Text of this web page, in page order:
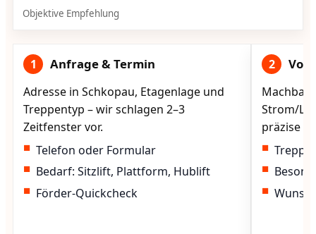
Objektive Empfehlung
1 Anfrage & Termin
Adresse in Schkopau, Etagenlage und
Treppentyp – wir schlagen 2–3
Zeitfenster vor.
Telefon oder Formular
Bedarf: Sitzlift, Plattform, Hublift
Förder-Quickcheck
2
Strom/
präzise